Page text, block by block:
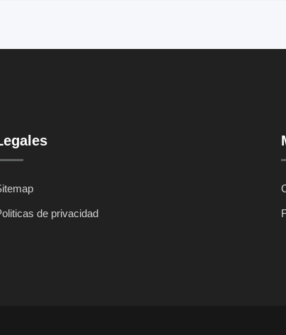
de privacidad